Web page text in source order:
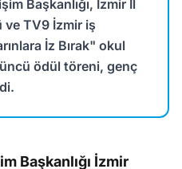
Başkanlığı, İzmir İl
TV9 İzmir iş
İz Bırak" okul
ödül töreni, genç
Başkanlığı İzmir